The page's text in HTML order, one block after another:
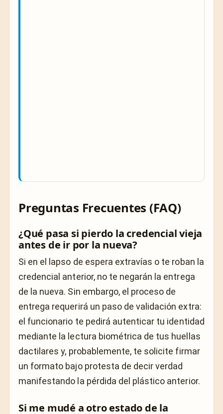
Preguntas Frecuentes (FAQ)
¿Qué pasa si pierdo la credencial vieja
antes de ir por la nueva?
Si en el lapso de espera extravías o te roban la
credencial anterior, no te negarán la entrega
de la nueva. Sin embargo, el proceso de
entrega requerirá un paso de validación extra:
el funcionario te pedirá autenticar tu identidad
mediante la lectura biométrica de tus huellas
dactilares y, probablemente, te solicite firmar
un formato bajo protesta de decir verdad
manifestando la pérdida del plástico anterior.
Si me mudé a otro estado de la